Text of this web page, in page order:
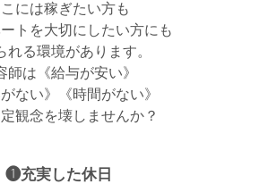
には稼ぎたい方も
トを大切にしたい方にも
れる環境があります。
師は《給与が安い》
がない》《時間がない》
観念を壊しませんか？
❶充実した休日